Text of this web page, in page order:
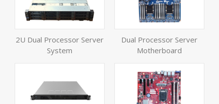
2U Dual Processor Server
System
Dual Processor Server
Motherboard